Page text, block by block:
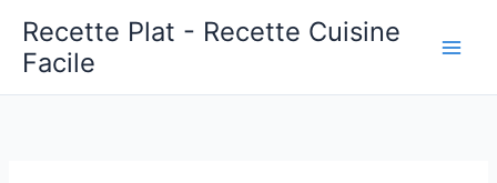
contenu
Recette Plat - Recette Cuisine
Facile